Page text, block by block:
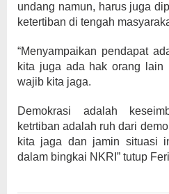
undang namun, harus juga
ketertiban di tengah
“Menyampaikan pendapat
kita juga ada hak orang lain
wajib kita jaga.
Demokrasi adalah
ketrtiban adalah ruh dari
kita jaga dan jamin situasi
dalam bingkai NKRI” tutup